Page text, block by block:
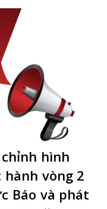
hình
vòng 2
Báo và phát